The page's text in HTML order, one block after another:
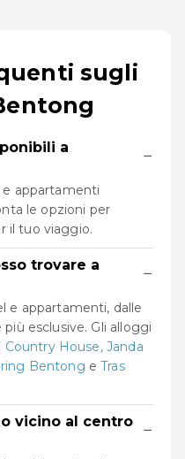
sugli
a
−
appartamenti
le opzioni per
il tuo viaggio.
trovare a
−
e appartamenti, dalle
esclusive. Gli alloggi
Country House, Janda
Bentong eTras
vicino al centro
−